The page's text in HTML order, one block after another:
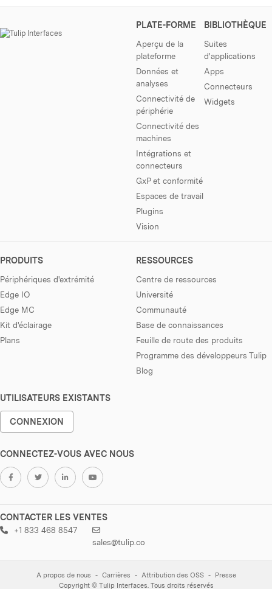
PLATE-FORME
Aperçu de la
plateforme
Données et
analyses
Connectivité de
périphérie
Connectivité des
machines
Intégrations et
connecteurs
GxP et conformité
Espaces de travail
Plugins
Vision
BIBLIOTHÈQUE
Suites
d'applications
Apps
Connecteurs
Widgets
PRODUITS
Périphériques d'extrémité
Edge IO
Edge MC
Kit d'éclairage
Plans
RESSOURCES
Centre de ressources
Université
Communauté
Base de connaissances
Feuille de route des produits
Programme des développeurs Tulip
Blog
UTILISATEURS EXISTANTS
CONNEXION
CONNECTEZ-VOUS AVEC NOUS
CONTACTER LES VENTES
+1 833 468 8547
sales@tulip.co
A propos de nous Carrières Attribution des OSS
Presse
Copyright © Tulip Interfaces. Tous droits réservés